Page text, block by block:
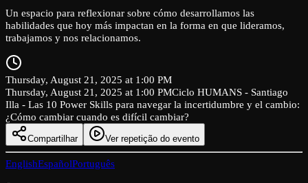
Un espacio para reflexionar sobre cómo desarrollamos las
habilidades que hoy más impactan en la forma en que lideramos,
trabajamos y nos relacionamos.
Thursday, August 21, 2025 at 1:00 PM
Thursday, August 21, 2025 at 1:00 PMCiclo HUMANS - Santiago
Illa - Las 10 Power Skills para navegar la incertidumbre y el cambio:
¿Cómo cambiar cuando es difícil cambiar?
Compartilhar Ver repetição do evento
EnglishEspañolPortuguês